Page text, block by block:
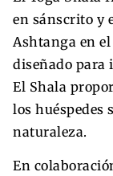
en sánscrito y
Ashtanga en
diseñado para
El Shala
los huéspedes
naturaleza.
En